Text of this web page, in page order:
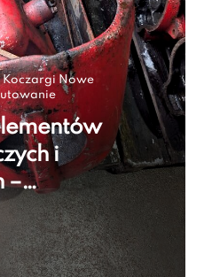
Koczargi Nowe
i
–
do renowacji